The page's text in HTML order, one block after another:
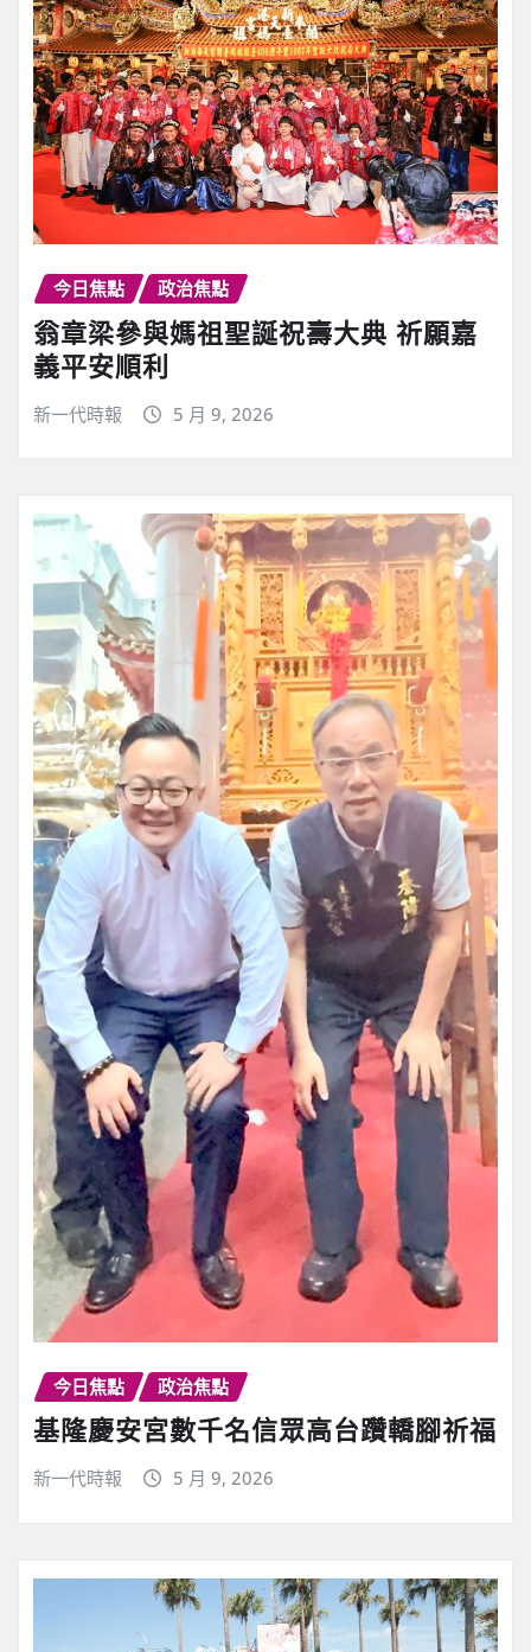
今日焦點 政治焦點
翁章梁參與媽祖聖誕祝壽大典 祈願嘉
義平安順利
新一代時報 5 月 9, 2026
今日焦點 政治焦點
基隆慶安宮數千名信眾高台躦轎腳祈福
新一代時報 5 月 9, 2026